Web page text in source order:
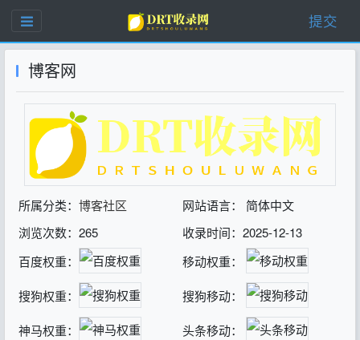
提交
博客网
所属分类： 博客社区
网站语言： 简体中文
浏览次数：265
收录时间：2025-12-13
百度权重：
移动权重：
搜狗权重： 搜狗移动：
神马权重： 头条移动：